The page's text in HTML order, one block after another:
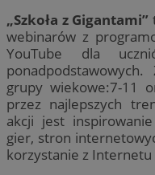
„Szkoła z Gigantami”
webinarów z
YouTube dla
grupy wiekowe:7-11
przez najlepszych
akcji jest
gier, stron
korzystanie z